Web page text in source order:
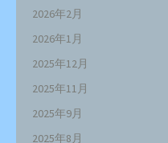
2026年2月
2026年1月
2025年12月
2025年11月
2025年9月
2025年8月